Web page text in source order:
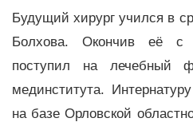
Будущий хирург учился в
Болхова. Окончив её с
поступил на лечебный
мединститута.
на базе Орловской